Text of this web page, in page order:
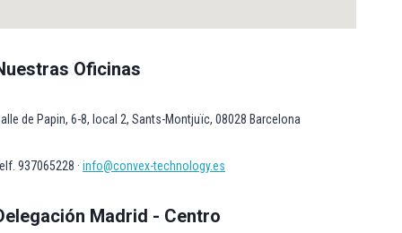
Oficinas
de Papin, 6-8, local 2, Sants-Montjuïc, 08028 Barcelona
937065228 · info@convex-technology.es
Madrid - Centro